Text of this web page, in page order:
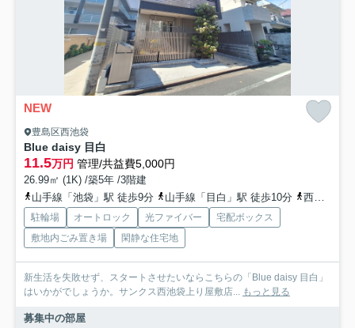
NEW
豊島区西池袋
Blue daisy 目白
11.5万円 管理/共益費5,000円
26.99㎡ (1K) /築5年 /3階建
山手線「池袋」駅 徒歩9分
山手線「目白」駅 徒歩10分 西武池袋線「椎名町」駅 徒歩12分
駐輪場 オートロック 光ファイバー
宅配ボックス
敷地内ごみ置き場
閑静な住宅地
新生活を失敗せず、スタートさせたいならこちらの「Blue daisy 目白」
はいかがでしょうか。サンクス西池袋上り屋敷店... もっと見る
募集中の部屋